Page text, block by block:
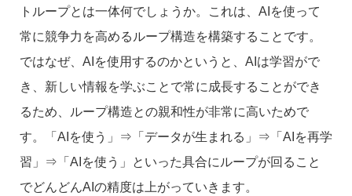
トループとは一体何でしょうか。これは、AIを使って
常に競争力を高めるループ構造を構築することです。
ではなぜ、AIを使用するのかというと、AIは学習がで
き、新しい情報を学ぶことで常に成長することができ
るため、ループ構造との親和性が非常に高いためで
す。「AIを使う」
⇒「データが生まれる」⇒「 AI を再学
習」⇒「 AI を使う」といった具合にループが回ること
でどんどんAIの精度は上がっていきます。